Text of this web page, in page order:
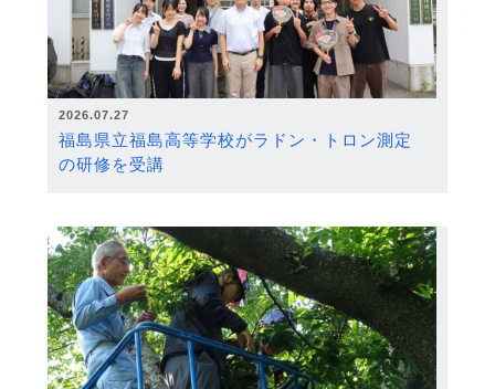
2026.07.27
福島県立福島高等学校がラドン・トロン測定
の研修を受講